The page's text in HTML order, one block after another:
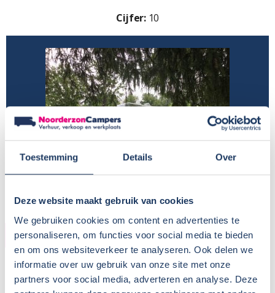
Toestemming Details Over
Deze website maakt gebruik van cookies
We gebruiken cookies om content en advertenties te
personaliseren, om functies voor social media te bieden
en om ons websiteverkeer te analyseren. Ook delen we
informatie over uw gebruik van onze site met onze
partners voor social media, adverteren en analyse. Deze
Cijfer:10
KOPER
Naam:
Jaap en Dea Scholtens
Plaats / Provincie: Oostwold Westerkwartier